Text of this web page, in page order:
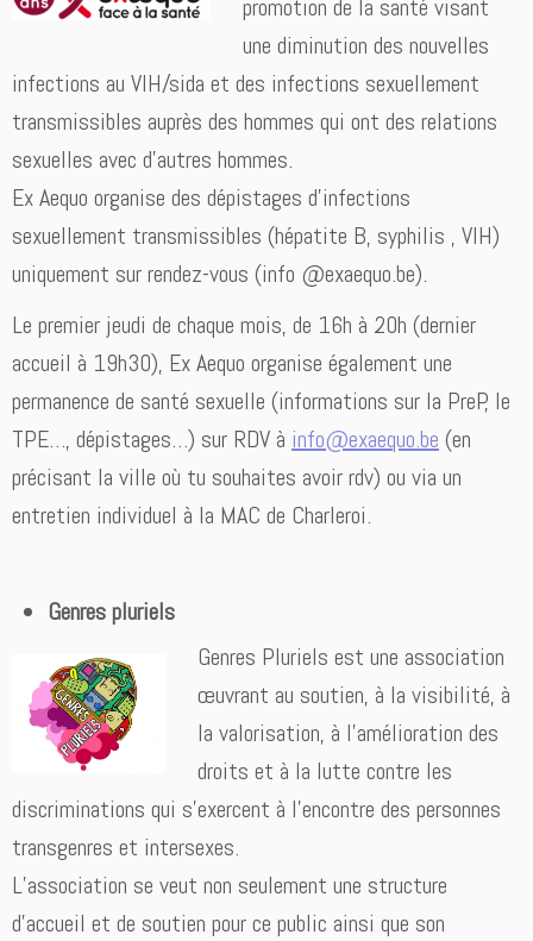
promotion de la santé visant
une diminution des nouvelles
infections au VIH/sida et des infections sexuellement
transmissibles auprès des hommes qui ont des relations
sexuelles avec d’autres hommes.
Ex Aequo organise des dépistages d’infections
sexuellement transmissibles (hépatite B, syphilis , VIH)
uniquement sur rendez-vous (info @exaequo.be).
Le premier jeudi de chaque mois, de 16h à 20h (dernier
accueil à 19h30), Ex Aequo organise également une
permanence de santé sexuelle (informations sur la PreP, le
TPE…, dépistages…) sur RDV à info@exaequo.be (en
précisant la ville où tu souhaites avoir rdv) ou via un
entretien individuel à la MAC de Charleroi.
Genres pluriels
Genres Pluriels est une association
œuvrant au soutien, à la visibilité, à
la valorisation, à l’amélioration des
droits et à la lutte contre les
discriminations qui s’exercent à l’encontre des personnes
transgenres et intersexes.
L’association se veut non seulement une structure
d’accueil et de soutien pour ce public ainsi que son